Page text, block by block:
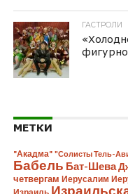
ГАСТРОЛИ
МЕТКИ
"Акадма" "Солисты Тель-
Бабель Бат-Шева
четвергам Иерусалим